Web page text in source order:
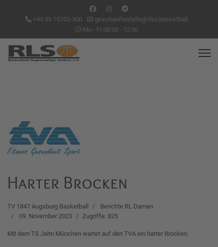
+49 89 15702-300
geschaeftsstelle@rlso.basketball
Mo - Fr 08:00 - 12:00
Harter Brocken
TV 1847 Augsburg Basketball
Berichte RL Damen
09. November 2023
Zugriffe: 825
Mit dem TS Jahn München wartet auf den TVA ein harter Brocken.